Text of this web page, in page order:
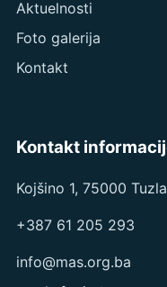
Aktuelnosti
Foto galerija
Kontakt
Kontakt
Kojšino 1, 75000
+387 61 205 293
info@mas.org.ba